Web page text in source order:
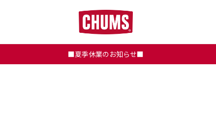
■夏季休業のお知らせ■